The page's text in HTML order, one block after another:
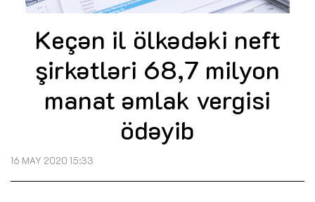
Keçən il ölkədəki neft
şirkətləri 68,7 milyon
manat əmlak vergisi
ödəyib
16 MAY 2020 15:33